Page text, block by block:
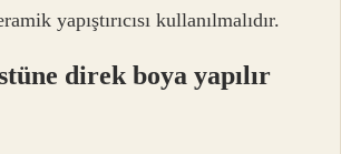
yapıştırıcısı kullanılmalıdır.
direk boya yapılır